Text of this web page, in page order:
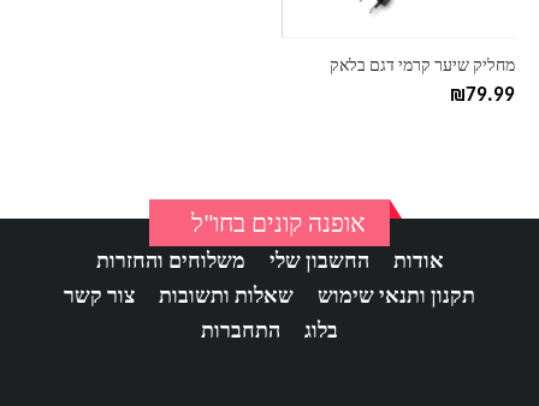
מחליק שיער קרמי דגם בלאק
₪79.99
אופנה קונים בחו"ל
אודות החשבון שלי
משלוחים והחזרות
תקנון ותנאי שימוש
שאלות ותשובות
צור קשר
בלוג
התחברות